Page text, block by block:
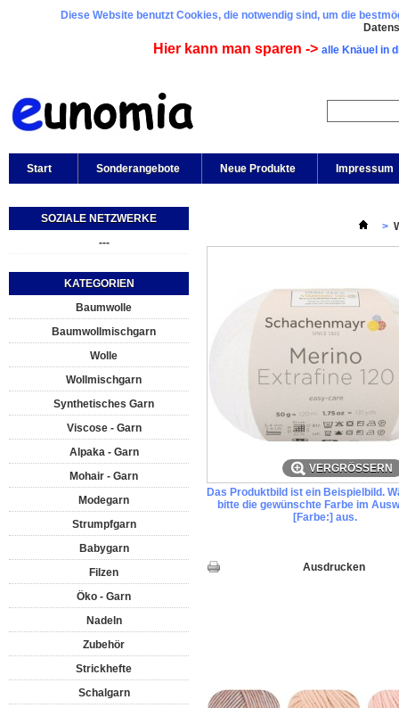
Diese Website benutzt Cookies, die notwendig sind, um die
Hier kann man sparen -> alle Knäuel in
Start Sonderangebote Neue Produkte Impressum
SOZIALE NETZWERKE
---
KATEGORIEN
Baumwolle
Baumwollmischgarn
Wolle
Wollmischgarn
Synthetisches Garn
Viscose - Garn
Alpaka - Garn
Mohair - Garn
Modegarn
Strumpfgarn
Babygarn
Filzen
Öko - Garn
Nadeln
Zubehör
Strickhefte
Schalgarn
>
VERGRÖSSERN
Das Produktbild ist ein Beispielbild.
bitte die gewünschte Farbe im
[Farbe:] aus.
Ausdrucken